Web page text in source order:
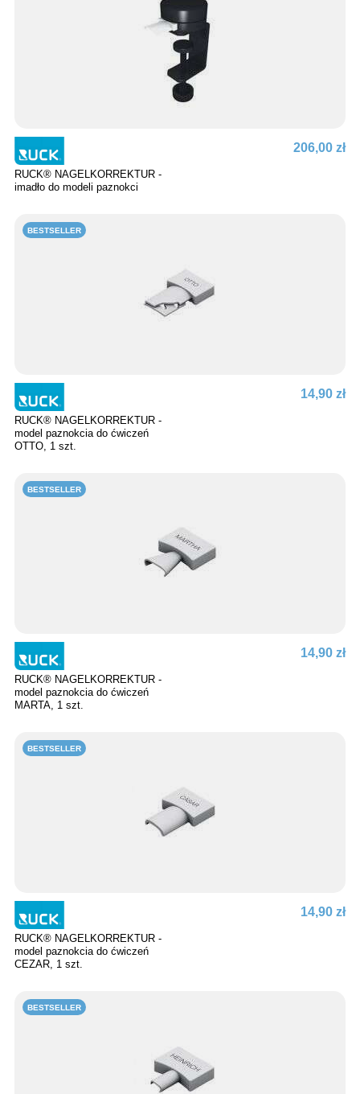
RUCK® NAGELKORREKTUR -
imadło do modeli paznokci
206,00 zł
BESTSELLER
RUCK® NAGELKORREKTUR -
model paznokcia do ćwiczeń
OTTO, 1 szt.
14,90 zł
BESTSELLER
RUCK® NAGELKORREKTUR -
model paznokcia do ćwiczeń
MARTA, 1 szt.
14,90 zł
BESTSELLER
RUCK® NAGELKORREKTUR -
model paznokcia do ćwiczeń
CEZAR, 1 szt.
14,90 zł
BESTSELLER